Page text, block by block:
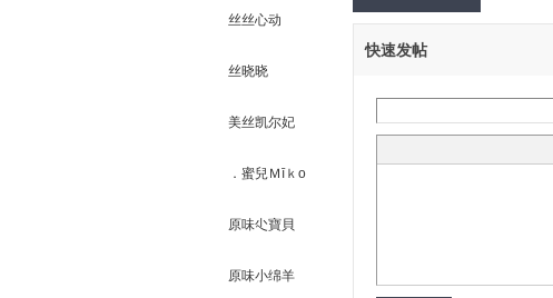
合
丝丝心动
丝晓晓
美丝凯尔妃
．蜜兒Ｍīｋo
原味尐寶貝
原味小绵羊
快速发帖